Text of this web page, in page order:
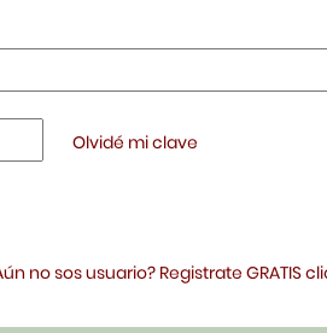
Olvidé mi clave
no sos usuario? Registrate GRATIS